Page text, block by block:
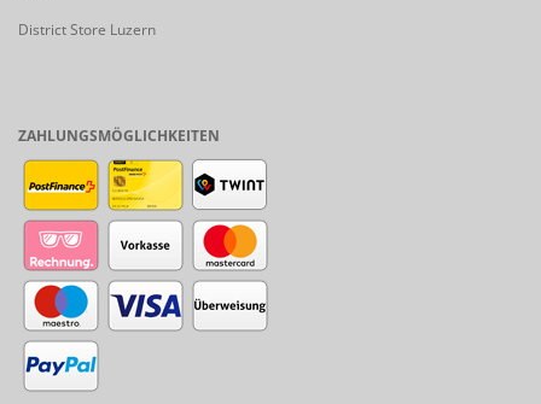
District Store Luzern
ZAHLUNGSMÖGLICHKEITEN